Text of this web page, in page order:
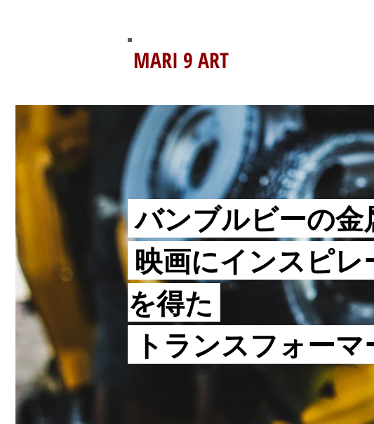
MARI 9 ART
バンブルビーの金
映画にインスピレ
を得た
トランスフォーマ